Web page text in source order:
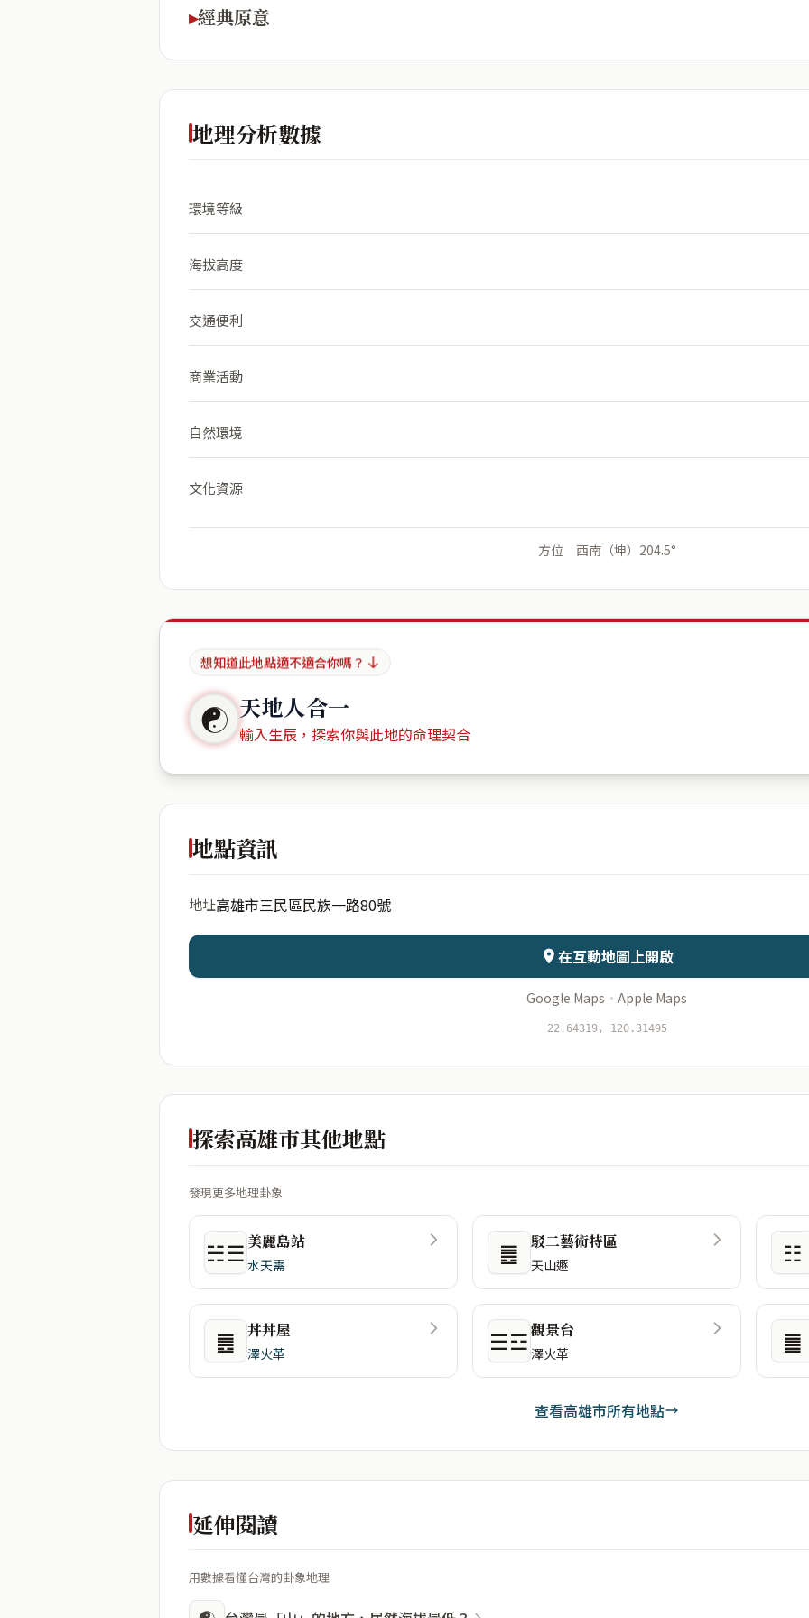
經典原意
地理分析數據
環境等級
海拔高度
交通便利
商業活動
自然環境
文化資源
方位 西南（坤）204.5°
想知道此地點適不適合你嗎？
☯ 天地人合一
輸入生辰，探索你與此地的命理契合
地點資訊
地址高雄市三民區民族一路80號
在互動地圖上開啟
Google Maps · Apple Maps
22.64319, 120.31495
探索高雄市其他地點
發現更多地理卦象
☵☰ 美麗島站
水天需 ䷌ 駁二藝術特區
天山遯 ☷
䷌ 丼丼屋
澤火革 ☰☲觀景台
澤火革 ䷀
查看高雄市所有地點
延伸閱讀
用數據看懂台灣的卦象地理